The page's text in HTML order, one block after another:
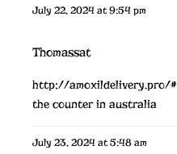
July 22, 2024 at 9:54 pm
Thomassat
http://amoxildelivery.pro/#
the counter in australia
July 23, 2024 at 5:48 am